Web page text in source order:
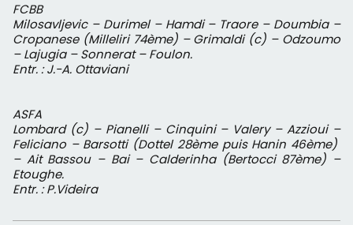
FCBB
Milosavljevic – Durimel – Hamdi – Traore – Doumbia –
Cropanese (Milleliri 74ème) – Grimaldi (c) – Odzoumo
– Lajugia – Sonnerat – Foulon.
Entr. : J.-A. Ottaviani
ASFA
Lombard (c) – Pianelli – Cinquini – Valery – Azzioui –
Feliciano – Barsotti (Dottel 28ème puis Hanin 46ème)
– Ait Bassou – Bai – Calderinha (Bertocci 87ème) –
Etoughe.
Entr. : P.Videira